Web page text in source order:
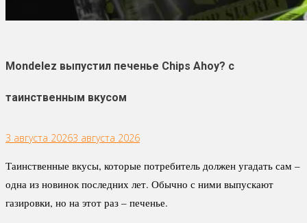
Mondelez выпустил печенье Chips Ahoy? с
таинственным вкусом
3 августа 20263 августа 2026
Таинственные вкусы, которые потребитель должен угадать сам –
одна из новинок последних лет. Обычно с ними выпускают
газировки, но на этот раз – печенье.